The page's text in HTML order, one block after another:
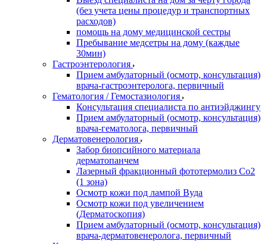
(без учета цены процедур и транспортных
расходов)
помощь на дому медицинской сестры
Пребывание медсетры на дому (каждые
30мин)
Гастроэнтерология
Прием амбулаторный (осмотр, консультация)
врача-гастроэнтеролога, первичный
Гематология / Гемостазиология
Консультация специалиста по антиэйджингу
Прием амбулаторный (осмотр, консультация)
врача-гематолога, первичный
Дерматовенерология
Забор биопсийного материала
дерматопанчем
Лазерный фракционный фототермолиз Со2
(1 зона)
Осмотр кожи под лампой Вуда
Осмотр кожи под увеличением
(Дерматоскопия)
Прием амбулаторный (осмотр, консультация)
врача-дерматовенеролога, первичный